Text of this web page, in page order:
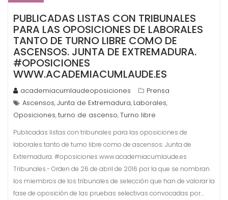
PUBLICADAS LISTAS CON TRIBUNALES
PARA LAS OPOSICIONES DE LABORALES
TANTO DE TURNO LIBRE COMO DE
ASCENSOS. JUNTA DE EXTREMADURA.
#OPOSICIONES
WWW.ACADEMIACUMLAUDE.ES
academiacumlaudeoposiciones
Prensa
Ascensos,Junta de Extremadura, Laborales,
Oposiciones,turno de ascenso,Turno libre
Publicadas listas con tribunales para las oposiciones de
laborales tanto de turno libre como de ascensos. Junta de
Extremadura. #oposiciones www.academiacumlaude.es
Tribunales.- Orden de 26 de abril de 2016 por la que se nombran
los miembros de los tribunales de selección que han de valorar la
fase de oposición de las pruebas selectivas convocadas por…